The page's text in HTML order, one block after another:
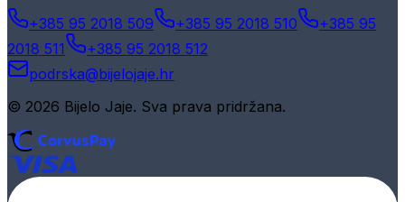
+385 95 2018 509 +385 95 2018 510
+385 95
2018 511
+385 95 2018 512
podrska@bijelojaje.hr
© 2026 Bijelo Jaje. Sva prava pridržana.